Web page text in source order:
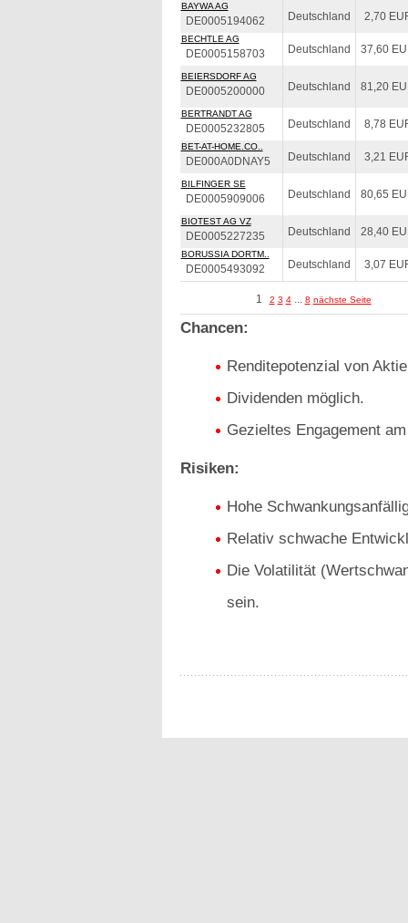
BAYWA AG
DE0005194062 Deutschland 2,70
BECHTLE AG
DE0005158703 Deutschland 37,60
BEIERSDORF AG
DE0005200000 Deutschland 81,20
BERTRANDT AG
DE0005232805 Deutschland 8,78
BET-AT-HOME.CO..
DE000A0DNAY5 Deutschland 3,21
BILFINGER SE
DE0005909006 Deutschland 80,65
BIOTEST AG VZ
DE0005227235 Deutschland 28,40
BORUSSIA DORTM..
DE0005493092 Deutschland 3,07
1 2 3 4... 8 nächste Seite
Chancen:
Renditepotenzial von
Dividenden möglich.
Gezieltes Engagement
Risiken:
Hohe
Relativ schwache
Die Volatilität
sein.